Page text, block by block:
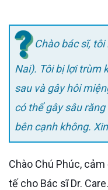
Chào bác sĩ,
Nai). Tôi bị lợi trùm
sau và gây hôi
có thể gây sâu
bên cạnh không.
Chào Chú Phúc, cảm ơn Chú đã gửi câu hỏi rất thực
tế cho Bác sĩ Dr. Care.